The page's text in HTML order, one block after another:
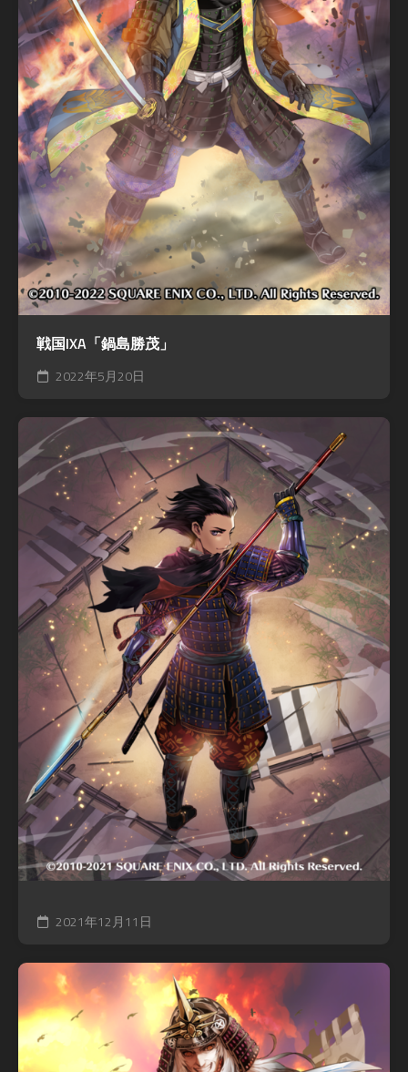
戦国IXA「鍋島勝茂」
2022年5月20日
2021年12月11日